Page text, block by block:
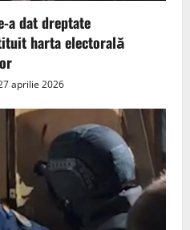
a dat dreptate
harta electorală
aprilie 2026